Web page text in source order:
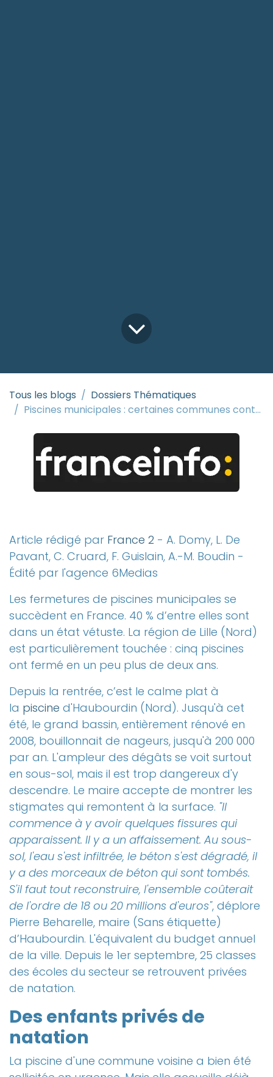
Tous les blogs
Dossiers Thématiques
Piscines municipales : certaines communes contraintes de les fermer faute de moyens
Article rédigé par France 2 - A. Domy, L. De
Pavant, C. Cruard, F. Guislain, A.-M. Boudin -
Édité par l'agence 6Medias
Les fermetures de piscines municipales se
succèdent en France. 40 % d’entre elles sont
dans un état vétuste. La région de Lille (Nord)
est particulièrement touchée : cinq piscines
ont fermé en un peu plus de deux ans.
Depuis la rentrée, c’est le calme plat à
la piscine d'Haubourdin (Nord). Jusqu'à cet
été, le grand bassin, entièrement rénové en
2008, bouillonnait de nageurs, jusqu'à 200 000
par an. L'ampleur des dégâts se voit surtout
en sous-sol, mais il est trop dangereux d'y
descendre. Le maire accepte de montrer les
stigmates qui remontent à la surface. "Il
commence à y avoir quelques fissures qui
apparaissent. Il y a un affaissement. Au sous-
sol, l'eau s'est infiltrée, le béton s'est dégradé, il
y a des morceaux de béton qui sont tombés.
S'il faut tout reconstruire, l'ensemble coûterait
de l'ordre de 18 ou 20 millions d'euros", déplore
Pierre Beharelle, maire (Sans étiquette)
d’Haubourdin. L'équivalent du budget annuel
de la ville. Depuis le 1er septembre, 25 classes
des écoles du secteur se retrouvent privées
de natation.
Des enfants privés de
natation
La piscine d'une commune voisine a bien été